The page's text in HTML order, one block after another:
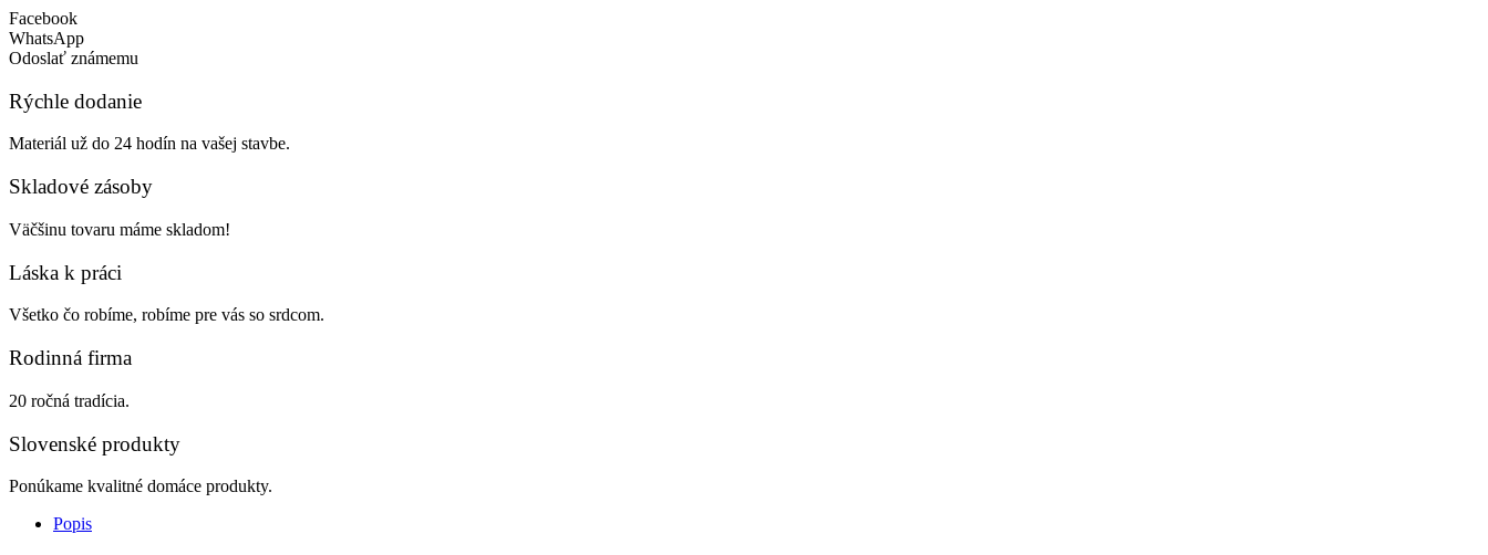
Facebook
WhatsApp
Odoslať známemu
Rýchle dodanie
Materiál už do 24 hodín na vašej stavbe.
Skladové zásoby
Väčšinu tovaru máme skladom!
Láska k práci
Všetko čo robíme, robíme pre vás so srdcom.
Rodinná firma
20 ročná tradícia.
Slovenské produkty
Ponúkame kvalitné domáce produkty.
Popis